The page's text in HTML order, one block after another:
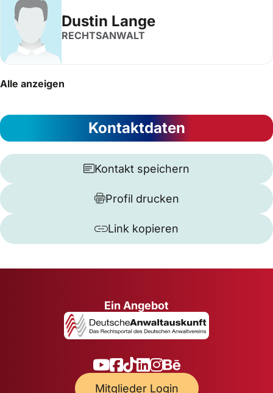
Dustin Lange
RECHTSANWALT
Alle anzeigen
Kontaktdaten
Kontakt speichern
Profil drucken
Link kopieren
Ein Angebot
Mitglieder Login